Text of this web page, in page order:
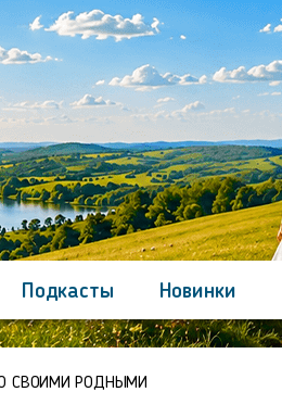
Подкасты Новинки
СВОИМИ РОДНЫМИ